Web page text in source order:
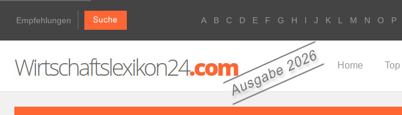
Empfehlungen A B C D E F G H I J K L M N O P
Home